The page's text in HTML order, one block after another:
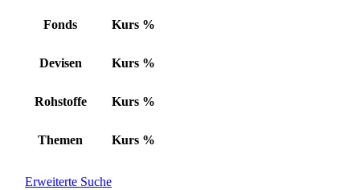
Fonds Kurs %
Devisen Kurs %
Rohstoffe Kurs %
Themen Kurs %
Erweiterte Suche